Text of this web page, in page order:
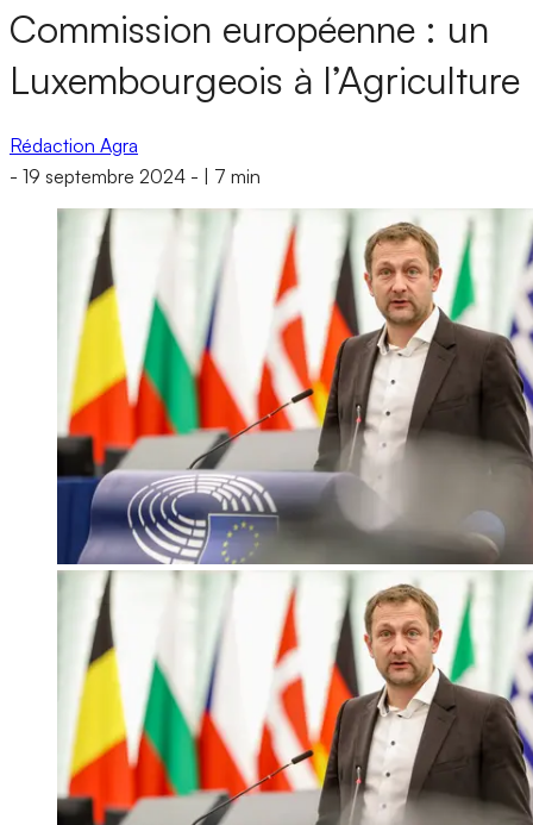
Commission européenne : un
Luxembourgeois à l’Agriculture
Rédaction Agra
- 19 septembre 2024 - 7 min